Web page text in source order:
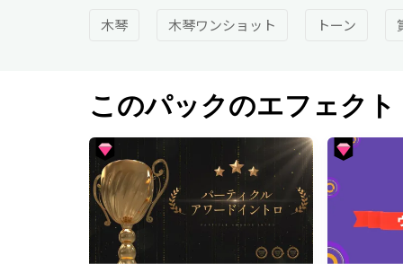
木琴 木琴ワンショット トーン
このパックのエフェクト